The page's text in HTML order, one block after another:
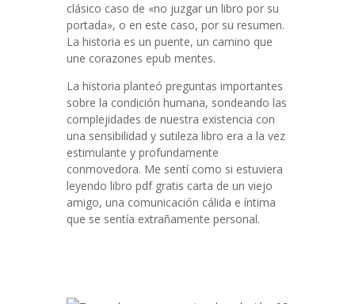
clásico caso de «no juzgar un libro por su
portada», o en este caso, por su resumen.
La historia es un puente, un camino que
une corazones epub mentes.
La historia planteó preguntas importantes
sobre la condición humana, sondeando las
complejidades de nuestra existencia con
una sensibilidad y sutileza libro era a la vez
estimulante y profundamente
conmovedora. Me sentí como si estuviera
leyendo libro pdf gratis carta de un viejo
amigo, una comunicación cálida e íntima
que se sentía extrañamente personal.